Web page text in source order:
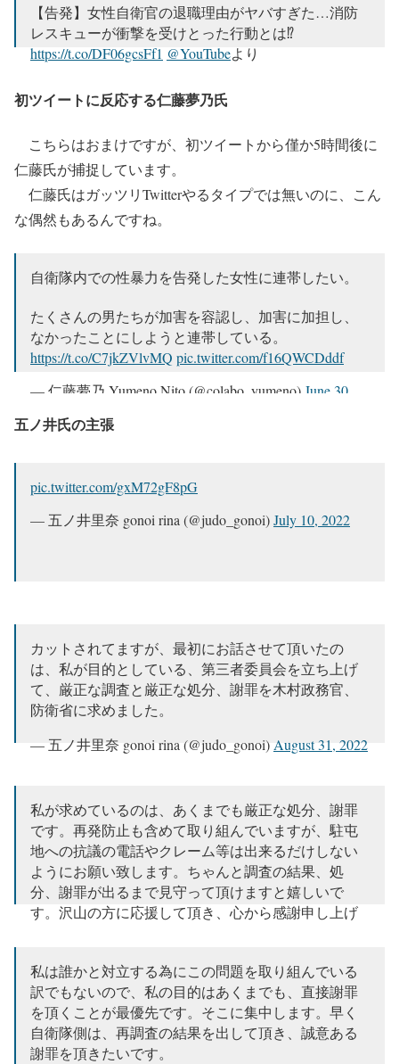
【告発】女性自衛官の退職理由がヤバすぎた…消防
レスキューが衝撃を受けとった行動とは⁉︎
https://t.co/DF06gcsFf1 @YouTubeより
— 五ノ井里奈 gonoi rina (@judo_gonoi)
初ツイートに反応する仁藤夢乃氏
こちらはおまけですが、初ツイートから僅か5時間後に
仁藤氏が捕捉しています。
仁藤氏はガッツリTwitterやるタイプでは無いのに、こん
な偶然もあるんですね。
自衛隊内での性暴力を告発した女性に連帯したい。
たくさんの男たちが加害を容認し、加害に加担し、
なかったことにしようと連帯している。
https://t.co/C7jkZVlvMQ pic.twitter.com/f16QWCDddf
— 仁藤夢乃 Yumeno Nito (@colabo_yumeno) June 30,
五ノ井氏の主張
pic.twitter.com/gxM72gF8pG
— 五ノ井里奈 gonoi rina (@judo_gonoi)July 10, 2022
カットされてますが、最初にお話させて頂いたの
は、私が目的としている、第三者委員会を立ち上げ
て、厳正な調査と厳正な処分、謝罪を木村政務官、
防衛省に求めました。
— 五ノ井里奈 gonoi rina (@judo_gonoi) August 31, 2022
私が求めているのは、あくまでも厳正な処分、謝罪
です。再発防止も含めて取り組んでいますが、駐屯
地への抗議の電話やクレーム等は出来るだけしない
ようにお願い致します。ちゃんと調査の結果、処
分、謝罪が出るまで見守って頂けますと嬉しいで
す。沢山の方に応援して頂き、心から感謝申し上げ
— 五ノ井里奈 gonoi rina (@judo_gonoi) September 6,
2022
私は誰かと対立する為にこの問題を取り組んでいる
訳でもないので、私の目的はあくまでも、直接謝罪
を頂くことが最優先です。そこに集中します。早く
自衛隊側は、再調査の結果を出して頂き、誠意ある
謝罪を頂きたいです。